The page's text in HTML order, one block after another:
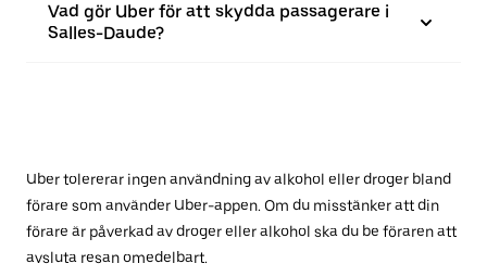
Vad gör Uber för att skydda passagerare i
Salles-Daude?
Uber tolererar ingen användning av alkohol eller droger bland
förare som använder Uber-appen. Om du misstänker att din
förare är påverkad av droger eller alkohol ska du be föraren att
avsluta resan omedelbart.